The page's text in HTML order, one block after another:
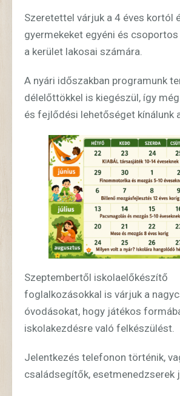
Szeretettel várjuk a 4 éves kortól
gyermekeket egyéni és
a kerület lakosai számára.
A nyári időszakban programunk
délelőttökkel is kiegészül, így
és fejlődési lehetőséget kínálunk
Szeptembertől iskolaelőkészítő
foglalkozásokkal is várjuk a
óvodásokat, hogy játékos
iskolakezdésre való felkészülést.
Jelentkezés telefonon történik,
családsegítők, esetmenedzserek